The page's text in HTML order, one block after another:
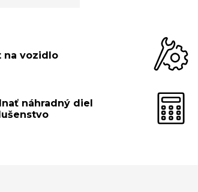
na vozidlo
náhradný diel